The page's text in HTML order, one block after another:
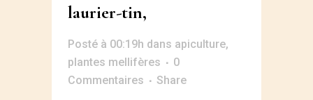
laurier-tin,
Posté à 00:19h dans apiculture,
plantes mellifères
0
Commentaires
Share